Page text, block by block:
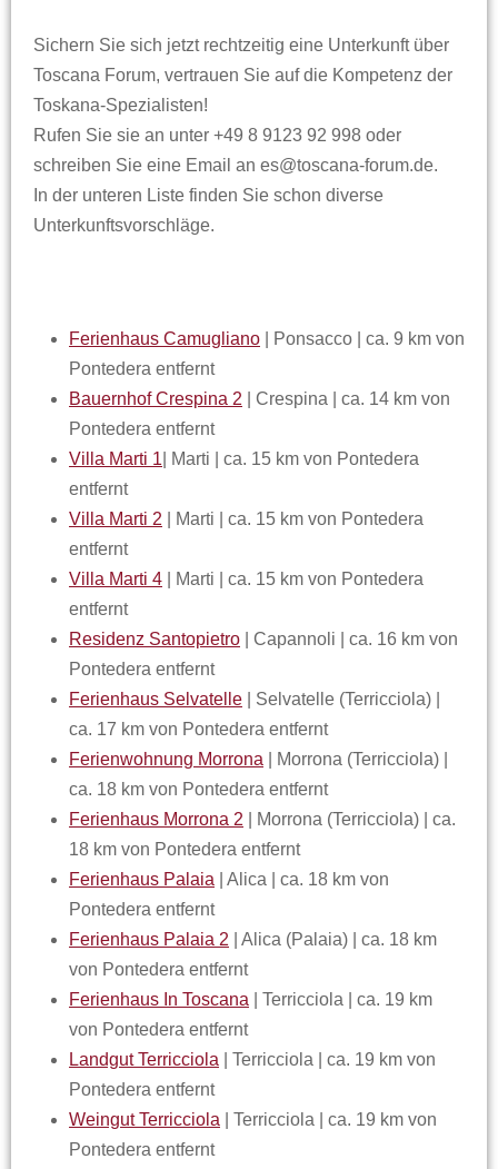
Sichern Sie sich jetzt rechtzeitig eine Unterkunft über
Toscana Forum, vertrauen Sie auf die Kompetenz der
Toskana-Spezialisten!
Rufen Sie sie an unter +49 8 9123 92 998 oder
schreiben Sie eine Email an es@toscana-forum.de.
In der unteren Liste finden Sie schon diverse
Unterkunftsvorschläge.
Ferienhaus Camugliano | Ponsacco | ca. 9 km von
Pontedera entfernt
Bauernhof Crespina 2 | Crespina | ca. 14 km von
Pontedera entfernt
Villa Marti 1 | Marti | ca. 15 km von Pontedera
entfernt
Villa Marti 2 | Marti | ca. 15 km von Pontedera
entfernt
Villa Marti 4 | Marti | ca. 15 km von Pontedera
entfernt
Residenz Santopietro | Capannoli | ca. 16 km von
Pontedera entfernt
Ferienhaus Selvatelle | Selvatelle (Terricciola) |
ca. 17 km von Pontedera entfernt
Ferienwohnung Morrona | Morrona (Terricciola) |
ca. 18 km von Pontedera entfernt
Ferienhaus Morrona 2 | Morrona (Terricciola) | ca.
18 km von Pontedera entfernt
Ferienhaus Palaia | Alica | ca. 18 km von
Pontedera entfernt
Ferienhaus Palaia 2 | Alica (Palaia) | ca. 18 km
von Pontedera entfernt
Ferienhaus In Toscana | Terricciola | ca. 19 km
von Pontedera entfernt
Landgut Terricciola | Terricciola | ca. 19 km von
Pontedera entfernt
Weingut Terricciola | Terricciola | ca. 19 km von
Pontedera entfernt